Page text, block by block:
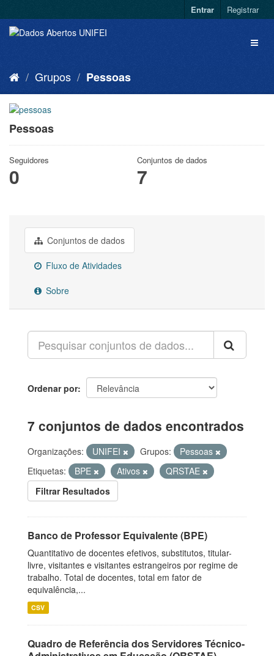
Entrar Registrar
Grupos Pessoas
Pessoas
Seguidores
0
Conjuntos de dados
7
Conjuntos de dados
Fluxo de Atividades
Sobre
Ordenar por
7 conjuntos de dados encontrados
Organizações: UNIFEI Grupos:
Pessoas
Etiquetas:
BPE Ativos
QRSTAE
Filtrar Resultados
Banco de Professor Equivalente (BPE)
Quantitativo de docentes efetivos, substitutos, titular-
livre, visitantes e visitantes estrangeiros por regime de
trabalho. Total de docentes, total em fator de
equivalência,...
CSV
Quadro de Referência dos Servidores Técnico-